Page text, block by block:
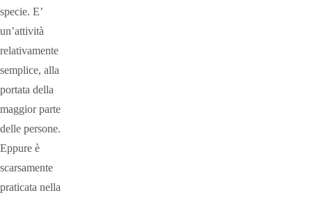
specie. E’
un’attività
relativamente
semplice, alla
portata della
maggior parte
delle persone.
Eppure è
scarsamente
praticata nella